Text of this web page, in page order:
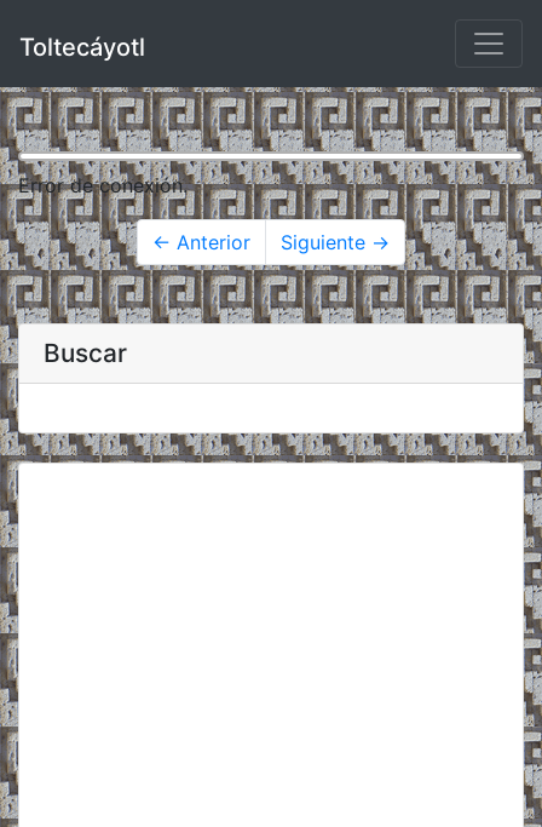
Toltecáyotl
Error de conexión.
← Anterior Siguiente →
Buscar